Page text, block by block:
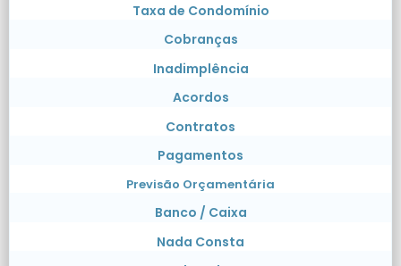
Taxa de Condomínio
Cobranças
Inadimplência
Acordos
Contratos
Pagamentos
Previsão Orçamentária
Banco / Caixa
Nada Consta